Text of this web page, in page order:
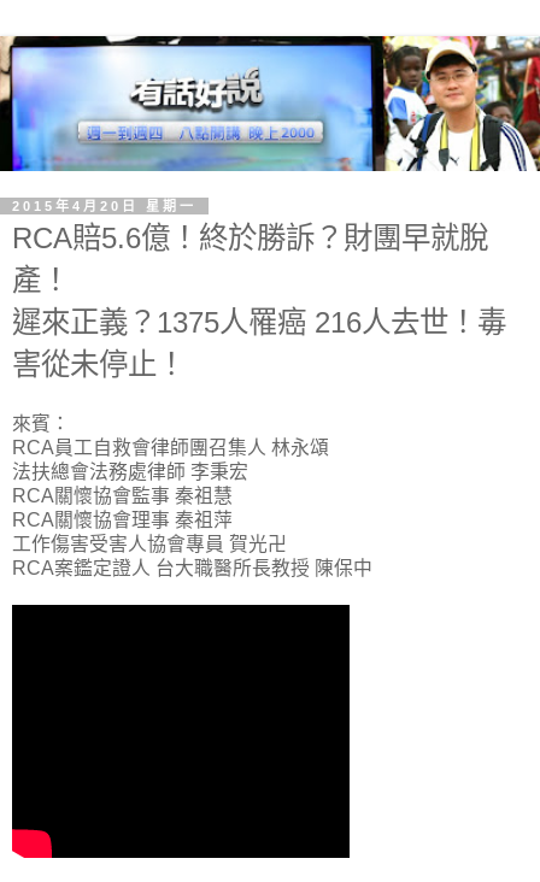
2015年4月20日 星期一
RCA賠5.6億！終於勝訴？財團早就脫
產！
遲來正義？1375人罹癌 216人去世！毒
害從未停止！
來賓：
RCA員工自救會律師團召集人 林永頌
法扶總會法務處律師 李秉宏
RCA關懷協會監事 秦祖慧
RCA關懷協會理事 秦祖萍
工作傷害受害人協會專員 賀光卍
RCA案鑑定證人 台大職醫所長教授 陳保中